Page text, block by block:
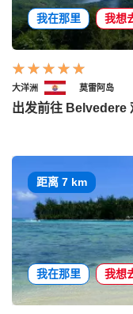
我在那里 我想
大洋洲 莫雷阿岛
出发前往 Belvedere
距离 7 km
我在那里 我想